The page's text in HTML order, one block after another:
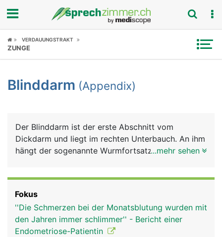
Fokus
Symptome
News
Rubriken
VERDAUUNGSTRAKT
ZUNGE
Blinddarm (Appendix)
Der Blinddarm ist der erste Abschnitt vom
Dickdarm und liegt im rechten Unterbauch. An ihm
hängt der sogenannte Wurmfortsatz, der
haben, da dort sehr viele Abwehrzellen
(Lymphozyten) im Gewebe zu finden sind.
...mehr sehen
Fokus
''Die Schmerzen bei der Monatsblutung wurden mit
den Jahren immer schlimmer'' - Bericht einer
Endometriose-Patientin